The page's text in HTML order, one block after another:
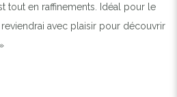
tout en raffinements. Idéal pour le
avec plaisir pour découvrir